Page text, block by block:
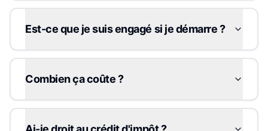
Est-ce que je suis engagé si je démarre ?
Combien ça coûte ?